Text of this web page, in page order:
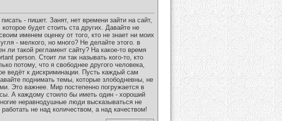
- пишет. Занят, нет времени зайти на сайт,
будет стоить ста других. Давайте не
именем оценку от того, кто не знает ни моих
- мелкого, но много? Не делайте этого. в
такой регламент сайту? На какое-то время
person. Стоит ли так называть кого-то, кто
потому, что я свободнее другого человека,
ведёт к дискриминации. Пусть каждый сам
поднимать темы, которые злободневны, не
Это важнее. Мир постепенно погружается в
А каждому стоило бы иметь один - хороший
неравнодушные люди высказываться не
не над количеством, а над качеством!